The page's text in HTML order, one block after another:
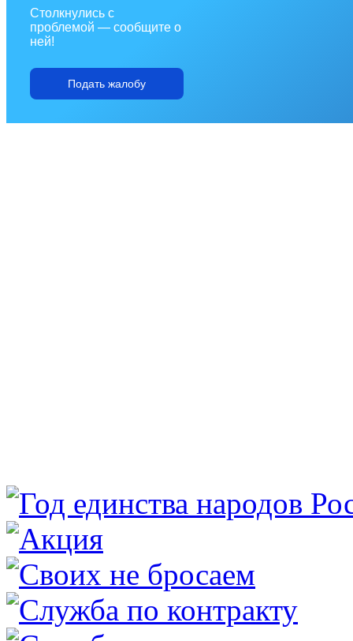
Столкнулись с
проблемой — сообщите о
ней!
Подать жалобу